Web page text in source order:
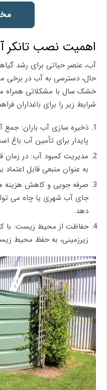
اهمیت نصب تانکر
آب، عنصر حیاتی برای رشد
حال، دسترسی به آب در برخی
خشک سال با مشکلاتی همراه
شرایط زیر را برای باغداران
ذخیره ‌سازی آب باران:
پایدار برای تأمین آب باغ
مدیریت کمبود آب: در
به‌ عنوان منبعی قابل
صرفه جویی و کاهش هزینه‌
جای آب شهری یا چاه می‌
دهد.
حفاظت از محیط زیست: با
زیرزمینی، به حفظ محیط